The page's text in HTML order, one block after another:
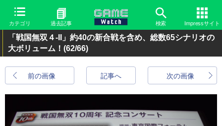
カテゴリ 過去記事 検索 Impressサイト
「戦国無双４-II」約40の新合戦を含め、総数65シナリオの
大ボリューム！ (62/66)
前の画像 次の画像
記事へ